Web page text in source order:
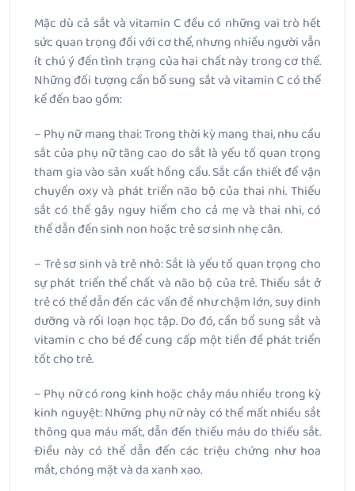
Mặc dù cả sắt và vitamin C đều có những vai trò hết
sức quan trọng đối với cơ thể, nhưng nhiều người vẫn
ít chú ý đến tình trạng của hai chất này trong cơ thể.
Những đối tượng cần bổ sung sắt và vitamin C có thể
kể đến bao gồm:
– Phụ nữ mang thai: Trong thời kỳ mang thai, nhu cầu
sắt của phụ nữ tăng cao do sắt là yếu tố quan trọng
tham gia vào sản xuất hồng cầu. Sắt cần thiết để vận
chuyển oxy và phát triển não bộ của thai nhi. Thiếu
sắt có thể gây nguy hiểm cho cả mẹ và thai nhi, có
thể dẫn đến sinh non hoặc trẻ sơ sinh nhẹ cân.
– Trẻ sơ sinh và trẻ nhỏ: Sắt là yếu tố quan trọng cho
sự phát triển thể chất và não bộ của trẻ. Thiếu sắt ở
trẻ có thể dẫn đến các vấn đề như chậm lớn, suy dinh
dưỡng và rối loạn học tập. Do đó, cần bổ sung sắt và
vitamin c cho bé để cung cấp một tiền đề phát triển
tốt cho trẻ.
– Phụ nữ có rong kinh hoặc chảy máu nhiều trong kỳ
kinh nguyệt: Những phụ nữ này có thể mất nhiều sắt
thông qua máu mất, dẫn đến thiếu máu do thiếu sắt.
Điều này có thể dẫn đến các triệu chứng như hoa
mắt, chóng mặt và da xanh xao.